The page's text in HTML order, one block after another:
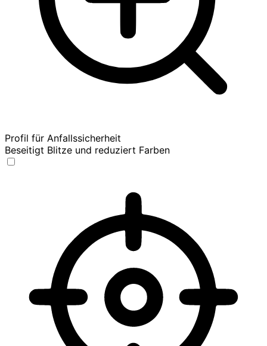
Profil für Anfallssicherheit
Beseitigt Blitze und reduziert Farben